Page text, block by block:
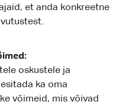
et anda konkreetne
oskustele ja
ka oma
võimeid, mis võivad